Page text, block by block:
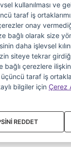
kullanılması ve
taraf iş
onay
bağlı olarak size
daha işlevsel
siteye tekrar
çerezlere
taraf iş
bilgiler için Çerez
REDDET